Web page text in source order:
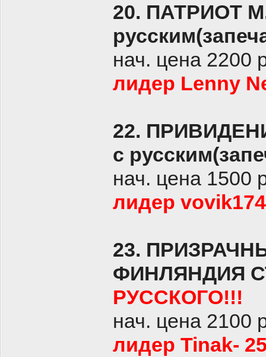
20. ПАТРИОТ
нач. цена 2200
лидер Lenny
22.
с
нач. цена 1500
лидер
23.
ФИНЛЯНДИЯ
РУССКОГО!!!
нач. цена 2100
лидер Tinak-